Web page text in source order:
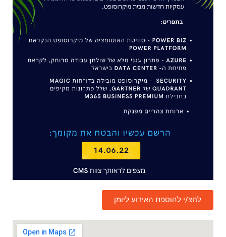
לחצ/י להוספת האירוע ליומן